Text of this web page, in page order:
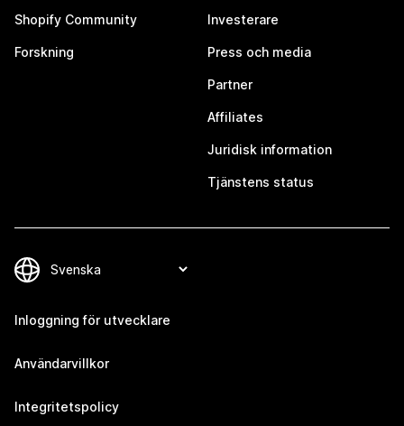
Shopify Community
Forskning
Investerare
Press och media
Partner
Affiliates
Juridisk information
Tjänstens status
Inloggning för utvecklare
Användarvillkor
Integritetspolicy